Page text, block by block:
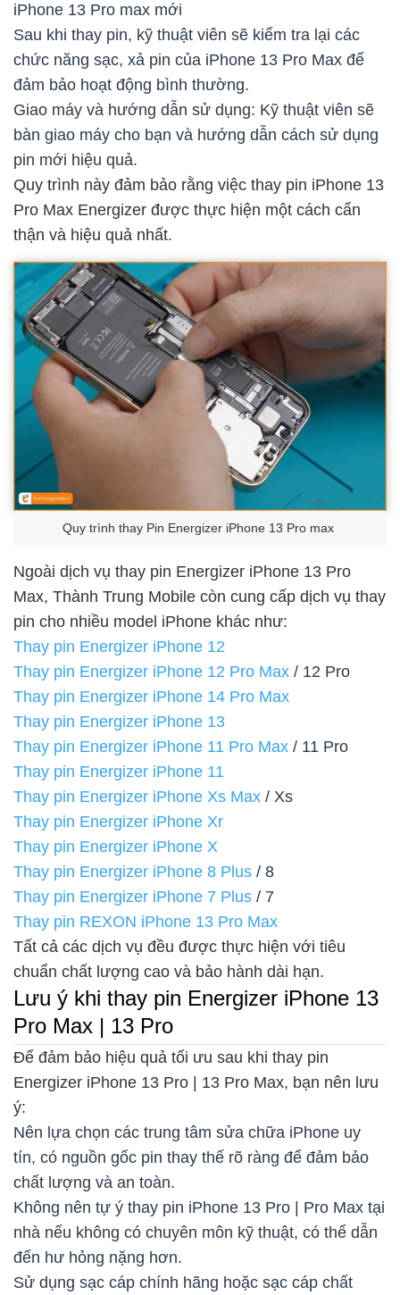
iPhone 13 Pro max mới
Sau khi thay pin, kỹ thuật viên sẽ kiểm tra lại các
chức năng sạc, xả pin của iPhone 13 Pro Max để
đảm bảo hoạt động bình thường.
Giao máy và hướng dẫn sử dụng: Kỹ thuật viên sẽ
bàn giao máy cho bạn và hướng dẫn cách sử dụng
pin mới hiệu quả.
Quy trình này đảm bảo rằng việc thay pin iPhone 13
Pro Max Energizer được thực hiện một cách cẩn
thận và hiệu quả nhất.
Quy trình thay Pin Energizer iPhone 13 Pro max
Ngoài dịch vụ thay pin Energizer iPhone 13 Pro
Max, Thành Trung Mobile còn cung cấp dịch vụ thay
pin cho nhiều model iPhone khác như:
Thay pin Energizer iPhone 12
Thay pin Energizer iPhone 12 Pro Max / 12 Pro
Thay pin Energizer iPhone 14 Pro Max
Thay pin Energizer iPhone 13
Thay pin Energizer iPhone 11 Pro Max / 11 Pro
Thay pin Energizer iPhone 11
Thay pin Energizer iPhone Xs Max / Xs
Thay pin Energizer iPhone Xr
Thay pin Energizer iPhone X
Thay pin Energizer iPhone 8 Plus / 8
Thay pin Energizer iPhone 7 Plus / 7
Thay pin REXON iPhone 13 Pro Max
Tất cả các dịch vụ đều được thực hiện với tiêu
chuẩn chất lượng cao và bảo hành dài hạn.
Lưu ý khi thay pin Energizer iPhone 13
Pro Max | 13 Pro
Để đảm bảo hiệu quả tối ưu sau khi thay pin
Energizer iPhone 13 Pro | 13 Pro Max, bạn nên lưu
ý:
Nên lựa chọn các trung tâm sửa chữa iPhone uy
tín, có nguồn gốc pin thay thế rõ ràng để đảm bảo
chất lượng và an toàn.
Không nên tự ý thay pin iPhone 13 Pro | Pro Max tại
nhà nếu không có chuyên môn kỹ thuật, có thể dẫn
đến hư hỏng nặng hơn.
Sử dụng sạc cáp chính hãng hoặc sạc cáp chất